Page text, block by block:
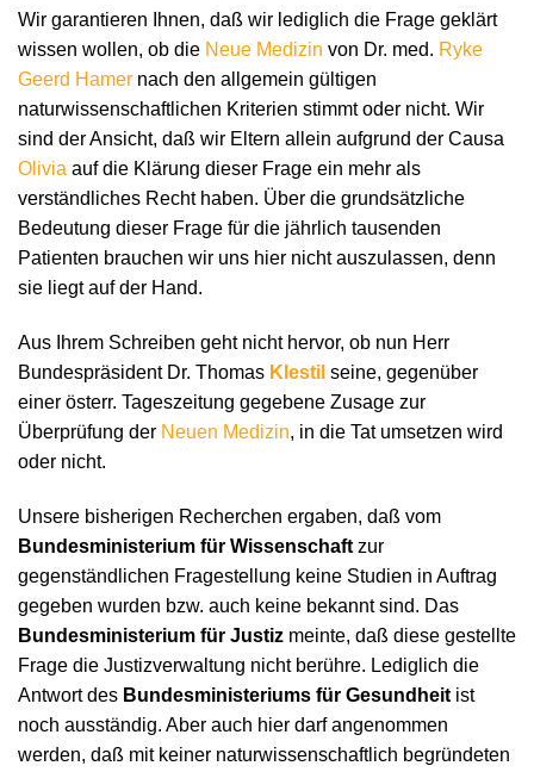
Wir garantieren Ihnen, daß wir lediglich die Frage geklärt
wissen wollen, ob die Neue Medizin von Dr. med. Ryke
Geerd Hamer nach den allgemein gültigen
naturwissenschaftlichen Kriterien stimmt oder nicht. Wir
sind der Ansicht, daß wir Eltern allein aufgrund der Causa
Olivia auf die Klärung dieser Frage ein mehr als
verständliches Recht haben. Über die grundsätzliche
Bedeutung dieser Frage für die jährlich tausenden
Patienten brauchen wir uns hier nicht auszulassen, denn
sie liegt auf der Hand.
Aus Ihrem Schreiben geht nicht hervor, ob nun Herr
Bundespräsident Dr. Thomas Klestil seine, gegenüber
einer österr. Tageszeitung gegebene Zusage zur
Überprüfung der Neuen Medizin, in die Tat umsetzen wird
oder nicht.
Unsere bisherigen Recherchen ergaben, daß vom
Bundesministerium für Wissenschaft zur
gegenständlichen Fragestellung keine Studien in Auftrag
gegeben wurden bzw. auch keine bekannt sind. Das
Bundesministerium für Justiz meinte, daß diese gestellte
Frage die Justizverwaltung nicht berühre. Lediglich die
Antwort des Bundesministeriums für Gesundheit ist
noch ausständig. Aber auch hier darf angenommen
werden, daß mit keiner naturwissenschaftlich begründeten